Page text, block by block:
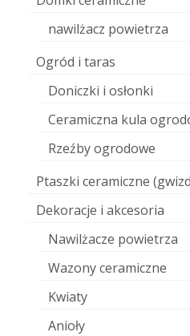
nawilżacz powietrza
Ogród i taras
Doniczki i osłonki
Ceramiczna kula
Rzeźby ogrodowe
Ptaszki ceramiczne
Dekoracje i akcesoria
Nawilżacze powietrza
Wazony ceramiczne
Kwiaty
Anioły